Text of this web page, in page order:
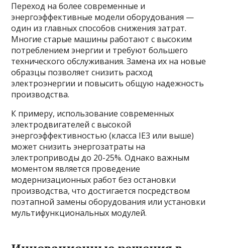
Переход на более современные и
энергоэффективные модели оборудования —
один из главных способов снижения затрат.
Многие старые машины работают с высоким
потреблением энергии и требуют большего
технического обслуживания. Замена их на новые
образцы позволяет снизить расход
электроэнергии и повысить общую надежность
производства.
К примеру, использование современных
электродвигателей с высокой
энергоэффективностью (класса IE3 или выше)
может снизить энергозатраты на
электроприводы до 20-25%. Однако важным
моментом является проведение
модернизационных работ без остановки
производства, что достигается посредством
поэтапной замены оборудования или установки
мультифункциональных модулей.